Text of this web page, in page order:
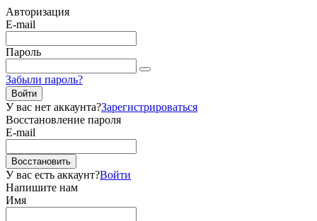
Авторизация
E-mail
Пароль
Забыли пароль?
Войти
У вас нет аккаунта?Зарегистрироваться
Восстановление пароля
E-mail
Восстановить
У вас есть аккаунт?Войти
Напишите нам
Имя